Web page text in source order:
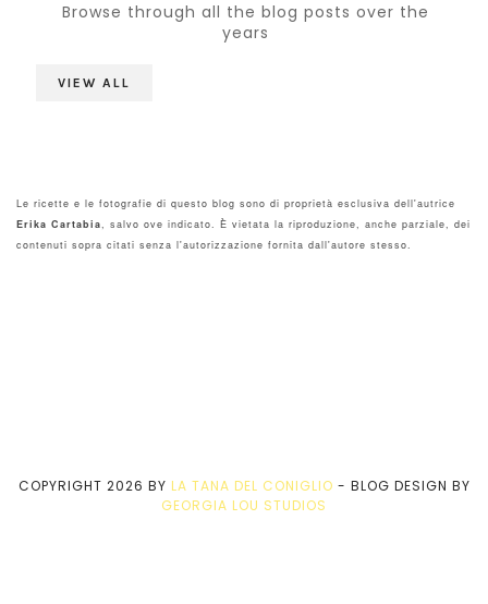
Browse through all the blog posts over the
years
VIEW ALL
Le ricette e le fotografie di questo blog sono di proprietà esclusiva dell'autrice
Erika Cartabia, salvo ove indicato. È vietata la riproduzione, anche parziale, dei
contenuti sopra citati senza l'autorizzazione fornita dall'autore stesso.
COPYRIGHT 2026 BY LA TANA DEL CONIGLIO - BLOG DESIGN BY
GEORGIA LOU STUDIOS